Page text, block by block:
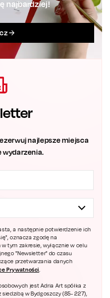
najbardziej!
najlepsze miejsca
wydarzenia.
a następnie potwierdzenie ich
oznacza zgodę na
tym zakresie, wyłącznie w celu
"Newsletter" do czasu
przetwarzania danych
Prywatności.
jest Adria Art spółka z
w Bydgoszczy (85- 227),